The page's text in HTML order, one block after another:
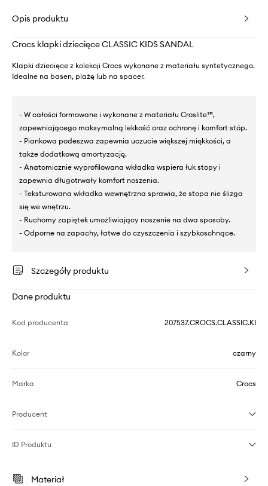
Opis produktu
Crocs klapki dziecięce CLASSIC KIDS SANDAL
Klapki dziecięce z kolekcji Crocs wykonane z materiału syntetycznego.
Idealne na basen, plażę lub na spacer.
- W całości formowane i wykonane z materiału Croslite™,
zapewniającego maksymalną lekkość oraz ochronę i komfort stóp.
- Piankowa podeszwa zapewnia uczucie większej miękkości, a
także dodatkową amortyzację.
- Anatomicznie wyprofilowana wkładka wspiera łuk stopy i
zapewnia długotrwały komfort noszenia.
- Teksturowana wkładka wewnętrzna sprawia, że stopa nie ślizga
się we wnętrzu.
- Ruchomy zapiętek umożliwiający noszenie na dwa sposoby.
- Odporne na zapachy, łatwe do czyszczenia i szybkoschnące.
Szczegóły produktu
Dane produktu
Kod producenta 207537.CROCS.CLASSIC.KI
Kolor czarny
Marka Crocs
Producent
ID Produktu
Materiał